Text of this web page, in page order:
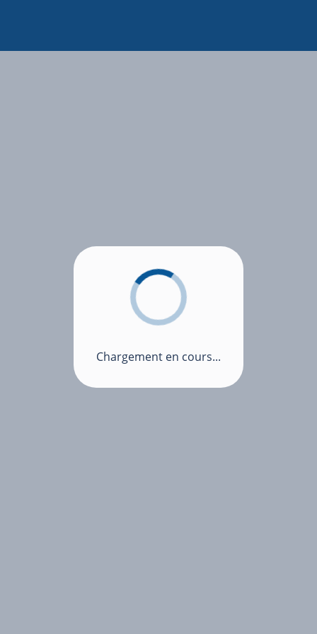
Chargement en cours...